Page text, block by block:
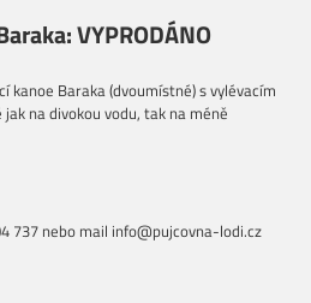
VYPRODÁNO
kanoe Baraka (dvoumístné) s vylévacím
na divokou vodu, tak na méně
737 nebo mail info@pujcovna-lodi.cz